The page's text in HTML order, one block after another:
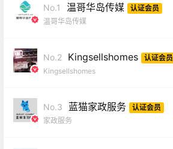
No.1 温哥华岛传媒
认证会员
温哥华岛传媒
No.2 Kingsellshomes
认证会员
Kingsellshomes
No.3 蓝猫家政服务
认证会员
家政服务